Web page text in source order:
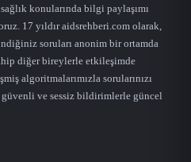
konularında bilgi paylaşımı
17 yıldır aidsrehberi.com olarak,
soruları anonim bir ortamda
diğer bireylerle etkileşimde
algoritmalarımızla sorularınızı
ve sessiz bildirimlerle güncel